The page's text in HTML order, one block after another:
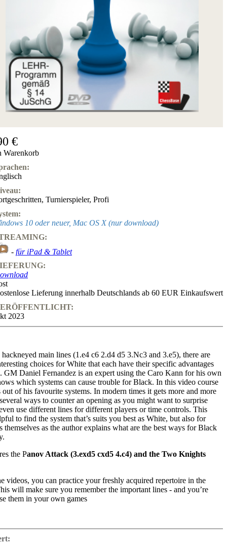
€
Warenkorb
, Turnierspieler, Profi
10 oder neuer, Mac OS X (nur download)
- für iPad & Tablet
Lieferung innerhalb Deutschlands ab 60 EUR Einkaufswert
2023
main lines (1.e4 c6 2.d4 d5 3.Nc3 and 3.e5), there are
choices for White that each have their specific advantages
GM Daniel Fernandez is an expert using the Caro Kann for his own
which systems can cause trouble for Black. In this video course
out of his favourite systems. In modern times it gets more and more
ways to counter an opening as you might want to surprise
use different lines for different players or time controls. This
to find the system that’s suits you best as White, but also for
themselves as the author explains what are the best ways for Black
the Panov Attack (3.exd5 cxd5 4.c4) and the Two Knights
videos, you can practice your freshly acquired repertoire in the
will make sure you remember the important lines - and you’re
them in your own games
on various level